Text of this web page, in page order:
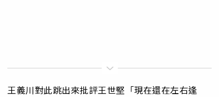
王義川對此跳出來批評王世堅「現在還在左右逢